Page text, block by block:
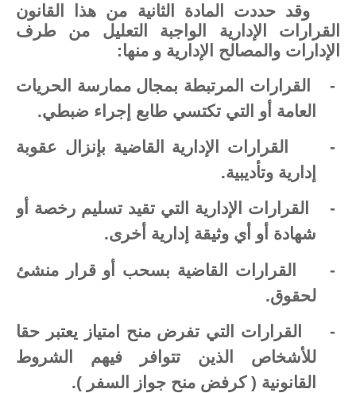
وقد حددت المادة الثانية من هذا القانون
القرارات الإدارية الواجبة التعليل من طرف
الإدارات والمصالح الإدارية و منها:
-
القرارات المرتبطة بمجال ممارسة الحريات
العامة أو التي تكتسي طابع إجراء ضبطي.
-
القرارات الإدارية القاضية بإنزال عقوبة
إدارية وتأديبية.
-
القرارات الإدارية التي تقيد تسليم رخصة أو
شهادة أو أي وثيقة إدارية أخرى.
-
القرارات القاضية بسحب أو قرار منشئ
لحقوق.
-
القرارات التي تفرض منح امتياز يعتبر حقا
للأشخاص الذين تتوافر فيهم الشروط
القانونية ( كرفض منح جواز السفر ).